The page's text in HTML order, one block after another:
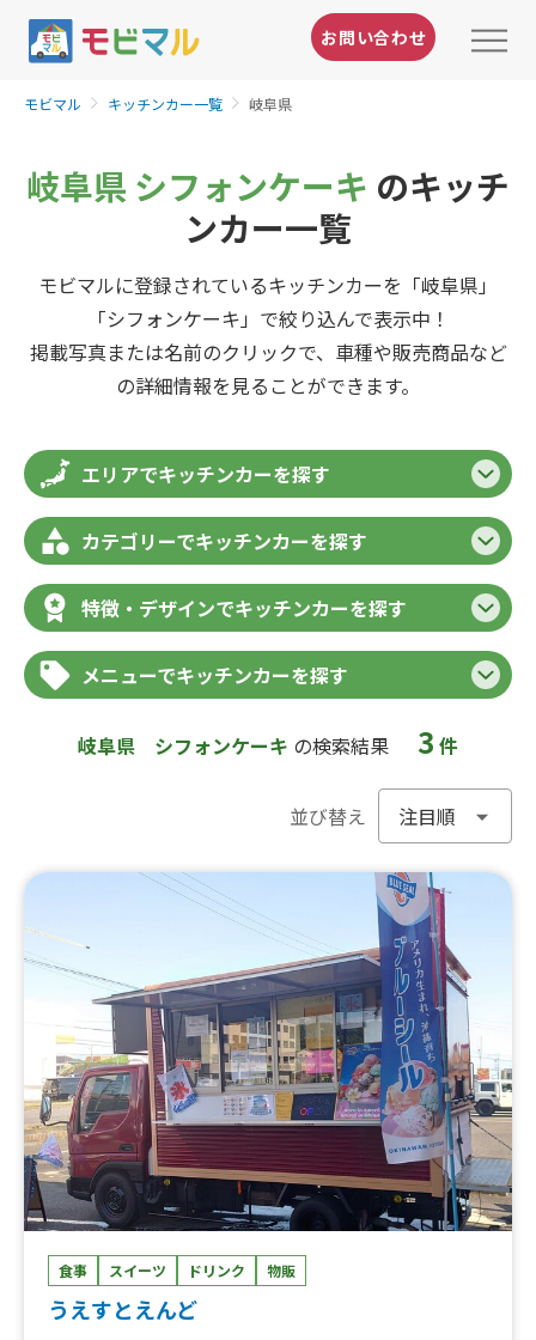
お問い合わせ
モビマル キッチンカー一覧 岐阜県
岐阜県 シフォンケーキ のキッチ
ンカー一覧
モビマルに登録されているキッチンカーを「岐阜県」
「シフォンケーキ」で絞り込んで表示中！
掲載写真または名前のクリックで、車種や販売商品など
の詳細情報を見ることができます。
エリアでキッチンカーを探す
カテゴリーでキッチンカーを探す
特徴・デザインでキッチンカーを探す
メニューでキッチンカーを探す
岐阜県 シフォンケーキ の検索結果 3 件
並び替え
食事 スイーツ ドリンク 物販
うえすとえんど